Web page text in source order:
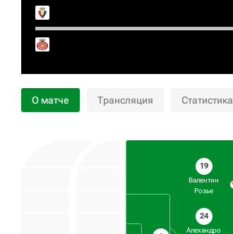
О матче Трансляция Статистика
19
Валентин
Розье
24
Алехандро